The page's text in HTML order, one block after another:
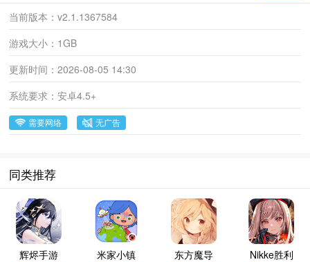
当前版本：v2.1.1367584
游戏大小： 1GB
更新时间：2026-08-05 14:30
系统要求：安卓4.5+
需要网络 无广告
同类推荐
辉烬手游
米家小镇
东方魔导
Nikke胜利